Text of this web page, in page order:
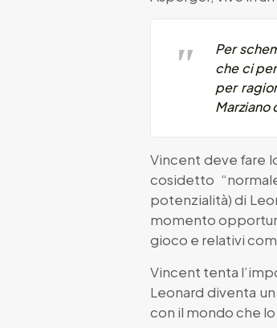
Per
che ci
per
Marziano
Vincent deve fare
cosidetto
potenzialità) di
momento
gioco e relativi
Vincent tenta
Leonard diventa
con il mondo che